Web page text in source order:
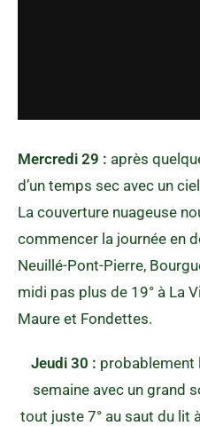
Mercredi 29 : après
d’un temps sec avec un
La couverture nuageuse
commencer la journée en
Neuillé-Pont-Pierre,
midi pas plus de 19° à La
Maure et Fondettes.
Jeudi 30 : probablement
semaine avec un grand
tout juste 7° au saut du lit